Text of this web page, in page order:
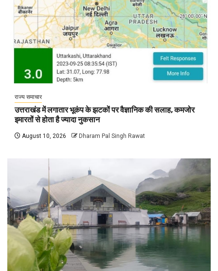
राज्य समाचार
उत्तराखंड में लगातार भूकंप के झटकों पर वैज्ञानिक की सलाह, कमजोर
इमारतों से होता है ज्यादा नुकसान
August 10, 2026 Dharam Pal Singh Rawat